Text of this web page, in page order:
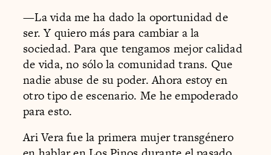
—La vida me ha dado la oportunidad de
ser. Y quiero más para cambiar a la
sociedad. Para que tengamos mejor calidad
de vida, no sólo la comunidad trans. Que
nadie abuse de su poder. Ahora estoy en
otro tipo de escenario. Me he empoderado
para esto.
Ari Vera fue la primera mujer transgénero